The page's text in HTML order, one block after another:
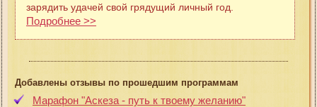
зарядить удачей свой грядущий личный год.
Подробнее >>
Добавлены отзывы по прошедшим программам
Марафон "Аскеза - путь к твоему желанию"